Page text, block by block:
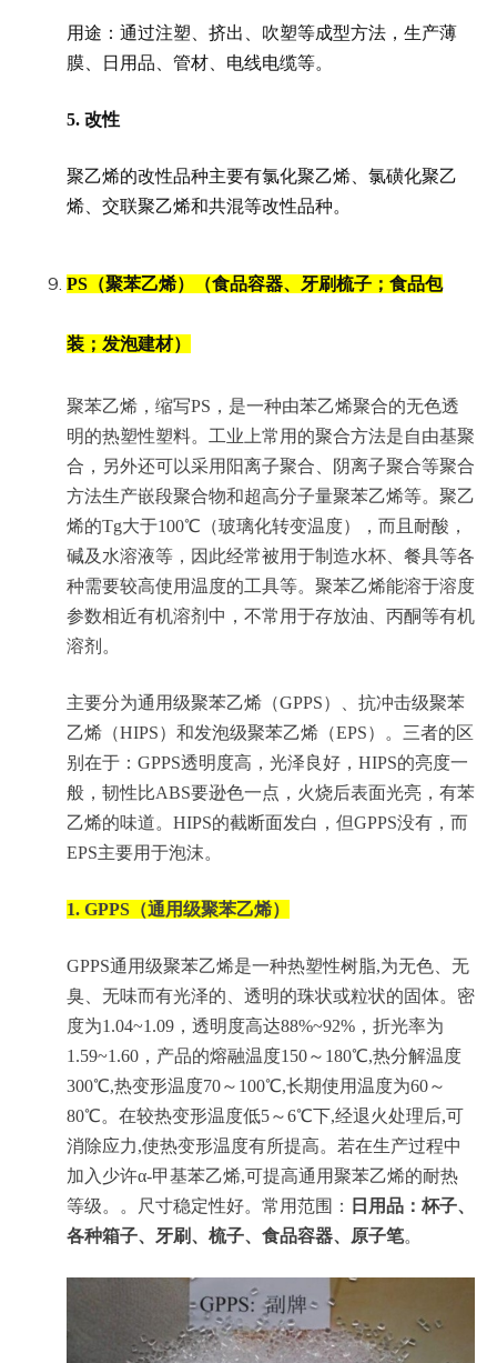
用途：通过注塑、挤出、吹塑等成型方法，生产薄
膜、日用品、管材、电线电缆等。
5. 改性
聚乙烯的改性品种主要有氯化聚乙烯、氯磺化聚乙
烯、交联聚乙烯和共混等改性品种。
PS（聚苯乙烯）（食品容器、牙刷梳子；食品包
装；发泡建材）
聚苯乙烯，缩写PS，是一种由苯乙烯聚合的无色透
明的热塑性塑料。工业上常用的聚合方法是自由基聚
合，另外还可以采用阳离子聚合、阴离子聚合等聚合
方法生产嵌段聚合物和超高分子量聚苯乙烯等。聚乙
烯的Tg大于100℃（玻璃化转变温度），而且耐酸，
碱及水溶液等，因此经常被用于制造水杯、餐具等各
种需要较高使用温度的工具等。聚苯乙烯能溶于溶度
参数相近有机溶剂中，不常用于存放油、丙酮等有机
溶剂。
主要分为通用级聚苯乙烯（GPPS）、抗冲击级聚苯
乙烯（HIPS）和发泡级聚苯乙烯（EPS）。三者的区
别在于：GPPS透明度高，光泽良好，HIPS的亮度一
般，韧性比ABS要逊色一点，火烧后表面光亮，有苯
乙烯的味道。HIPS的截断面发白，但GPPS没有，而
EPS主要用于泡沫。
1. GPPS（通用级聚苯乙烯）
GPPS通用级聚苯乙烯是一种热塑性树脂,为无色、无
臭、无味而有光泽的、透明的珠状或粒状的固体。密
度为1.04~1.09，透明度高达88%~92%，折光率为
1.59~1.60，产品的熔融温度150～180℃,热分解温度
300℃,热变形温度70～100℃,长期使用温度为60～
80℃。在较热变形温度低5～6℃下,经退火处理后,可
消除应力,使热变形温度有所提高。若在生产过程中
加入少许α-甲基苯乙烯,可提高通用聚苯乙烯的耐热
等级。。尺寸稳定性好。常用范围：
日用品：杯子、
各种箱子、牙刷、梳子、食品容器、原子笔。